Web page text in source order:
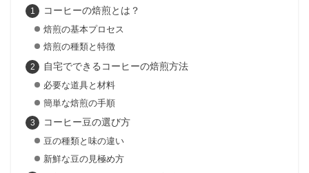
コーヒーの焙煎とは？
焙煎の基本プロセス
焙煎の種類と特徴
自宅でできるコーヒーの焙煎方法
必要な道具と材料
簡単な焙煎の手順
コーヒー豆の選び方
豆の種類と味の違い
新鮮な豆の見極め方